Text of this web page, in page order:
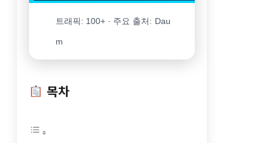
트래픽: 100+ · 주요 출처: Dau
m
목차